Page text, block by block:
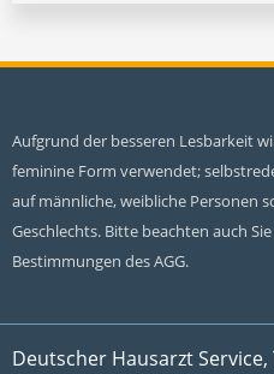
Aufgrund der besseren Lesbarkeit
feminine Form verwendet;
auf männliche, weibliche Personen
Geschlechts. Bitte beachten auch
Bestimmungen des AGG.
Deutscher Hausarzt